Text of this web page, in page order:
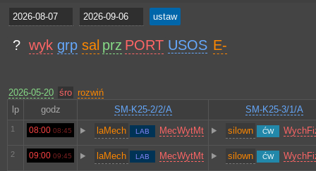
? wyk grp sal prz PORT USOS E-
2026-05-20 śro rozwiń
lp
godz SM-K25-2/2/A SM-K25-3/1/A
1 08:00 08:45 laMech LAB MecWytMt silown ĆW
2 09:00 09:45 laMech LAB MecWytMt silown ĆW